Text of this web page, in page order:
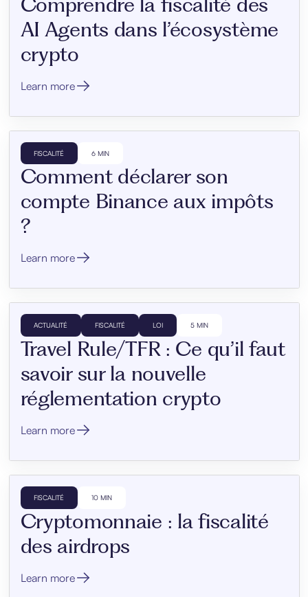
AI Agents dans l’écosystème
crypto
Learn more
FISCALITÉ 6 MIN
Comment déclarer son
compte Binance aux impôts
?
Learn more
ACTUALITÉ FISCALITÉ LOI 5 MIN
Travel Rule/TFR : Ce qu’il faut
savoir sur la nouvelle
réglementation crypto
Learn more
FISCALITÉ 10 MIN
Cryptomonnaie : la fiscalité
des airdrops
Learn more